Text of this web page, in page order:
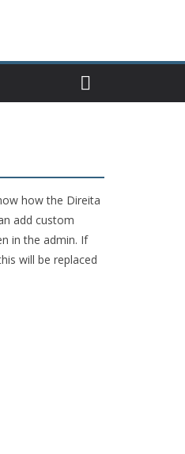
how the Direita
add custom
in the admin. If
will be replaced